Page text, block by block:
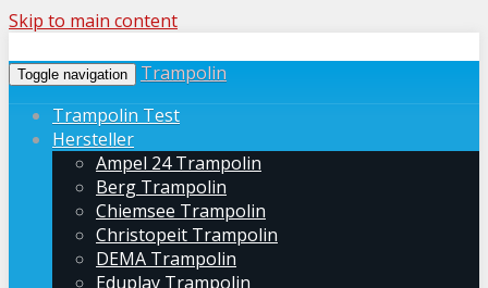
Skip to main content
Toggle navigation
Trampolin
Trampolin Test
Hersteller
Ampel 24 Trampolin
Berg Trampolin
Chiemsee Trampolin
Christopeit Trampolin
DEMA Trampolin
Eduplay Trampolin